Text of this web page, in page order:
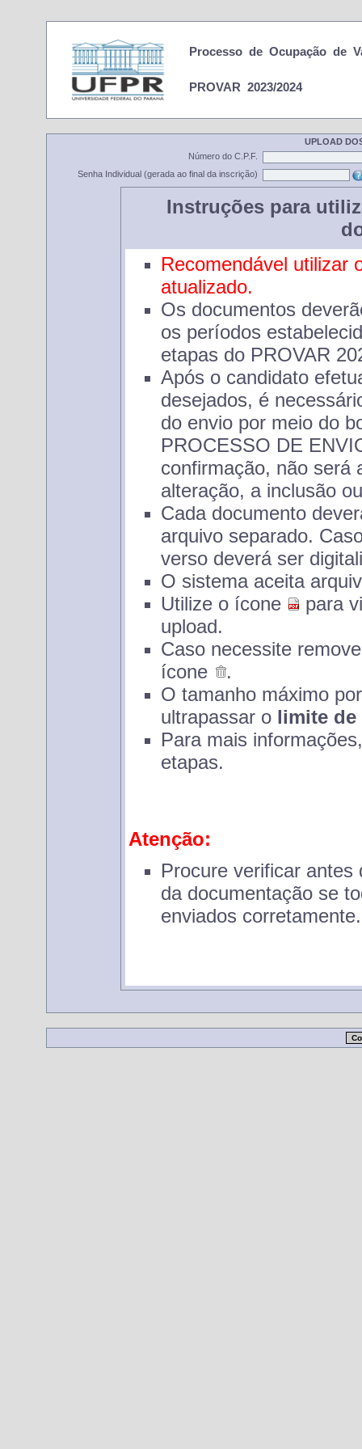
Processo de Ocupação de
PROVAR 2023/2024
UPLOAD
Número do C.P.F.
Senha Individual (gerada ao final da inscrição)
Instruções para
Recomendável utilizar
atualizado.
Os documentos
os períodos
etapas do PROVAR
Após o candidato
desejados, é
do envio por meio do
PROCESSO DE
confirmação, não será
alteração, a inclusão
Cada documento
arquivo separado.
verso deverá ser
O sistema aceita
Utilize o ícone
para
upload.
Caso necessite
ícone
.
O tamanho máximo
ultrapassar o limite de
Para mais
etapas.
Atenção:
Procure verificar
da documentação se
enviados corretamente.